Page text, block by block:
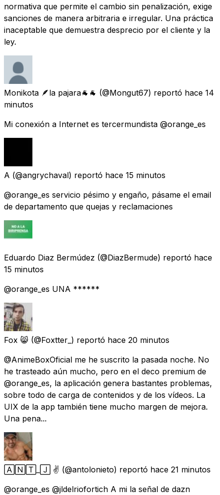
normativa que permite el cambio sin penalización, exige
sanciones de manera arbitraria e irregular. Una práctica
inaceptable que demuestra desprecio por el cliente y la
ley.
Monikota 🪶la pajara🐐🐐 (@Mongut67) reportó hace 14
minutos
Mi conexión a Internet es tercermundista @orange_es
A (@angrychaval) reportó hace 15 minutos
@orange_es servicio pésimo y engaño, pásame el email
de departamento que quejas y reclamaciones
Eduardo Diaz Bermúdez (@DiazBermude) reportó hace
15 minutos
@orange_es UNA ******
Fox 😸 (@Foxtter_) reportó hace 20 minutos
@AnimeBoxOficial me he suscrito la pasada noche. No
he trasteado aún mucho, pero en el deco premium de
@orange_es, la aplicación genera bastantes problemas,
sobre todo de carga de contenidos y de los vídeos. La
UIX de la app también tiene mucho margen de mejora.
Una pena...
🄰🄽🅃_🄹 ✌️ (@antolonieto) reportó hace 21 minutos
@orange_es @jldelriofortich A mi la señal de dazn